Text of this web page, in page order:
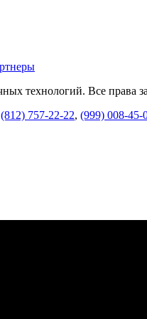
технологий. Все права
(812) 757-22-22, (999) 008-45-